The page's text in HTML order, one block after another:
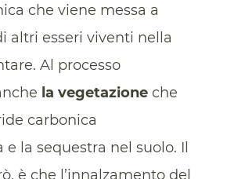
che viene messa a
altri esseri viventi nella
Al processo
la vegetazioneche
carbonica
e la sequestra nel suolo. Il
è che l’innalzamento del